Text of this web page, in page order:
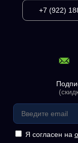
+7 (922)
Я согласен на